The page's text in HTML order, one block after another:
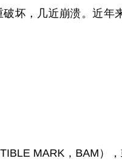
破坏，几近崩溃。近
MARK，BAM）